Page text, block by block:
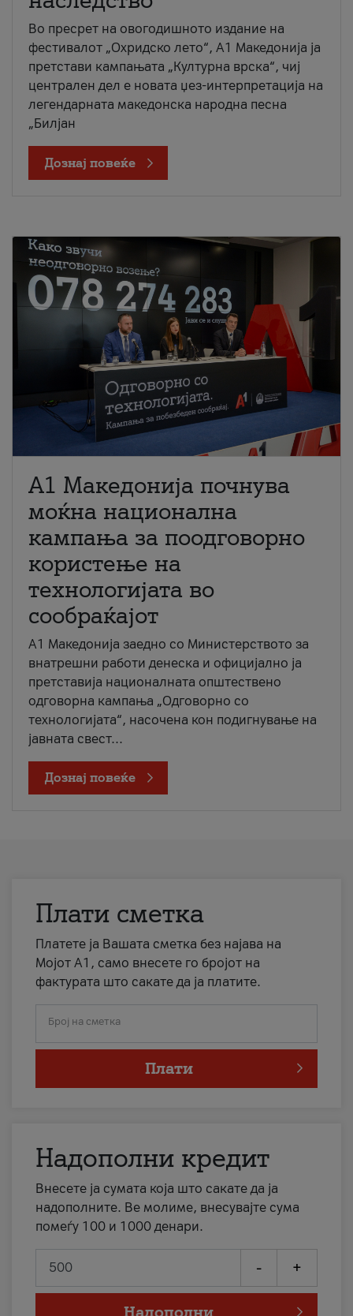
Во пресрет на овогодишното издание на
фестивалот „Охридско лето“, А1 Македонија ја
претстави кампањата „Културна врска“, чиј
централен дел е новата џез-интерпретација на
легендарната македонска народна песна
„Билјан
Дознај повеќе
A1 Македонија почнува
моќна национална
кампања за поодговорно
користење на
технологијата во
сообраќајот
A1 Македонија заедно со Министерството за
внатрешни работи денеска и официјално ја
претставија националната општествено
одговорна кампања „Одговорно со
технологијата“, насочена кон подигнување на
јавната свест...
Дознај повеќе
Плати сметка
Платете ја Вашата сметка без најава на
Мојот А1, само внесете го бројот на
фактурата што сакате да ја платите.
Број на сметка
Плати
Надополни кредит
Внесете ја сумата која што сакате да ја
надополните. Ве молиме, внесувајте сума
помеѓу 100 и 1000 денари.
- +
Надополни